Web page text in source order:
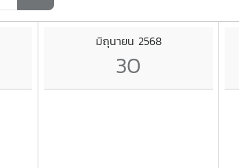
มิถุนายน 2568
30